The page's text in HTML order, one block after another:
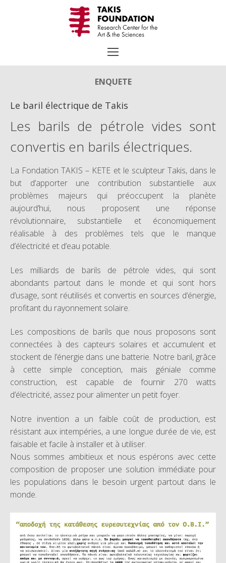
Rechercher
TAKIS
Biographie
Chronologie
Œuvres Choisies
Expositions
Bibliographie
TAKIS FONDATION
La Fondation
Collection
Virtual Tour 360°
Actualités
Contactez-nous
ENQUETE
Le baril électrique de Takis
Les barils de pétrole vides sont
convertis en barils électriques.
La Fondation TAKIS – KETE et le sculpteur Takis, dans le
but d’apporter une contribution substantielle aux
problèmes majeurs qui préoccupent la planète
aujourd’hui, nous proposent une réponse
révolutionnaire, substantielle et économiquement
réalisable à des problèmes tels que le manque
d’électricité et d’eau potable.
Les milliards de barils de pétrole vides, qui sont
abondants partout dans le monde et qui sont hors
d’usage, sont réutilisés et convertis en sources d’énergie,
profitant du rayonnement solaire.
Les compositions de barils que nous proposons sont
connectées à des capteurs solaires et accumulent et
stockent de l’énergie dans une batterie. Notre baril, grâce
à cette simple conception, mais géniale comme
construction, est capable de fournir 270 watts
d’électricité, assez pour alimenter un petit foyer.
Notre invention a un faible coût de production, est
résistant aux intempéries, a une longue durée de vie, est
faisable et facile à installer et à utiliser.
Nous sommes ambitieux et nous espérons avec cette
composition de proposer une solution immédiate pour
les populations dans le besoin urgent partout dans le
monde.